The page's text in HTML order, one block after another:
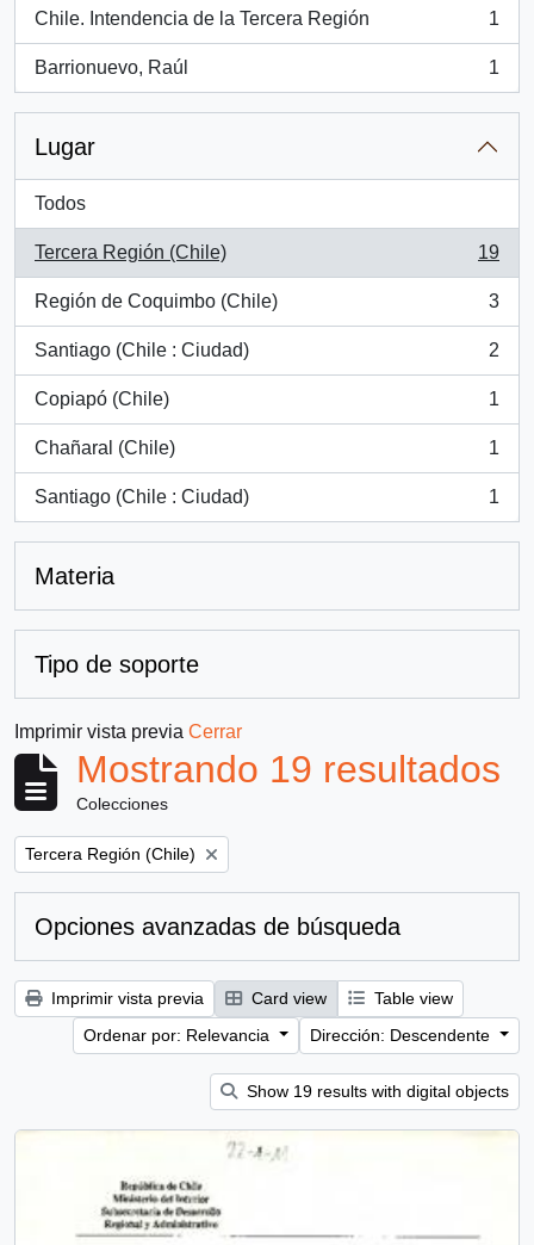
Chile. Intendencia de la Tercera Región
, 1 resultados
1
Barrionuevo, Raúl
, 1 resultados
1
Lugar
Todos
Tercera Región (Chile)
, 19 resultados
19
Región de Coquimbo (Chile)
, 3 resultados
3
Santiago (Chile : Ciudad)
, 2 resultados
2
Copiapó (Chile)
, 1 resultados
1
Chañaral (Chile)
, 1 resultados
1
Santiago (Chile : Ciudad)
, 1 resultados
1
Materia
Tipo de soporte
Imprimir vista previa Cerrar
Mostrando 19 resultados
Colecciones
Remove filter:
Tercera Región (Chile)
Opciones avanzadas de búsqueda
Imprimir vista previa Card view
Table view
Ordenar por: Relevancia
Dirección: Descendente
Show 19 results with digital objects